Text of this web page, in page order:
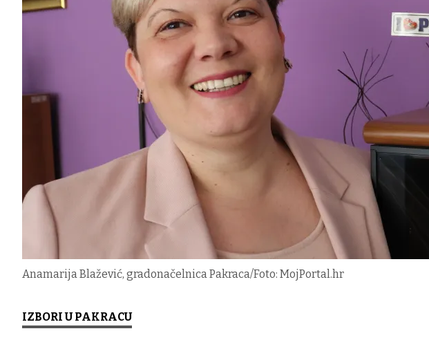
Anamarija Blažević, gradonačelnica Pakraca/Foto: MojPortal.hr
IZBORI U PAKRACU